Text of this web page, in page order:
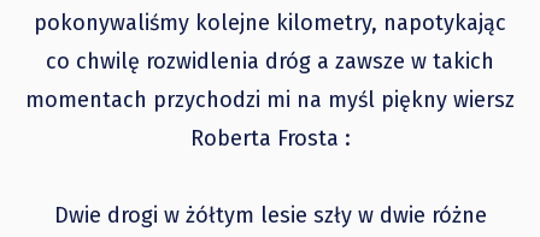
pokonywaliśmy kolejne kilometry, napotykając
co chwilę rozwidlenia dróg a zawsze w takich
momentach przychodzi mi na myśl piękny wiersz
Roberta Frosta :
Dwie drogi w żółtym lesie szły w dwie różne